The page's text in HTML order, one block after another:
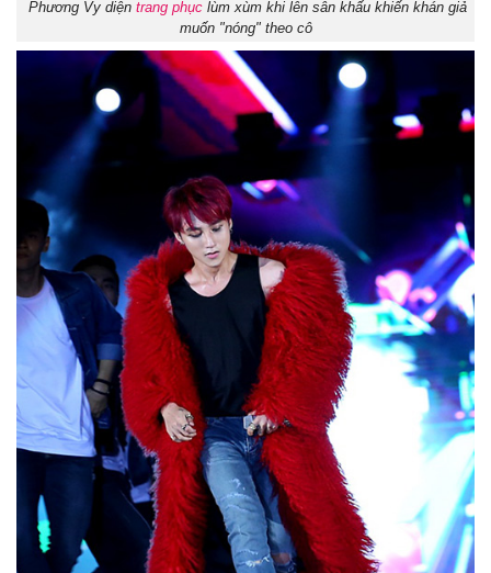
Phương Vy diện trang phục lùm xùm khi lên sân khấu khiến khán giả
muốn "nóng" theo cô